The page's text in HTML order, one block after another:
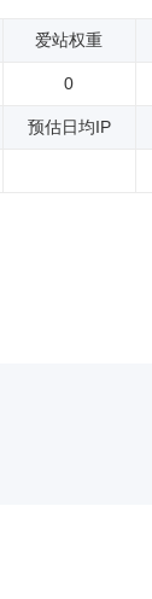
爱站权重
0
预估日均IP